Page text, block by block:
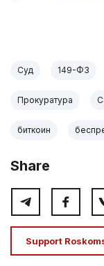
Суд 149-ФЗ
Прокуратура
биткоин
Share
Support